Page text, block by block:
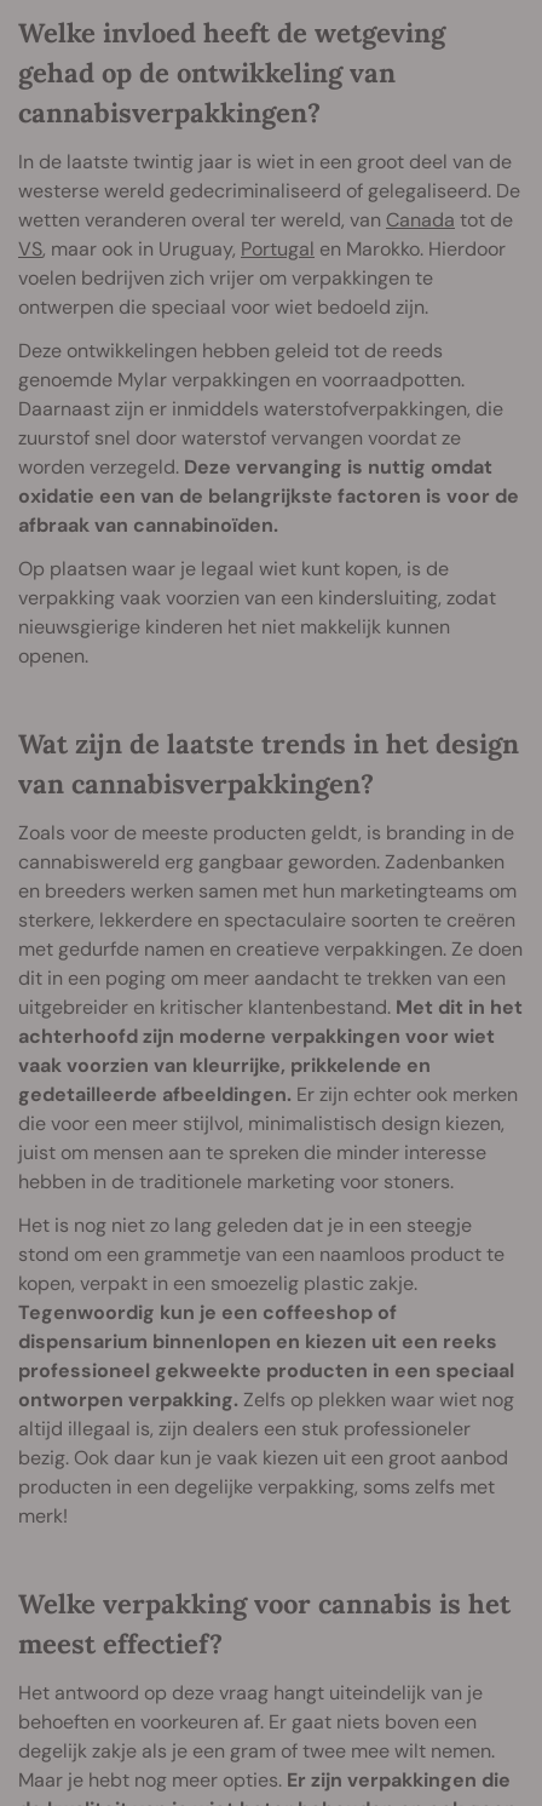
Welke invloed heeft de wetgeving
gehad op de ontwikkeling van
cannabisverpakkingen?
In de laatste twintig jaar is wiet in een groot deel van de
westerse wereld gedecriminaliseerd of gelegaliseerd. De
wetten veranderen overal ter wereld, van Canada tot de
VS, maar ook in Uruguay, Portugal en Marokko. Hierdoor
voelen bedrijven zich vrijer om verpakkingen te
ontwerpen die speciaal voor wiet bedoeld zijn.
Deze ontwikkelingen hebben geleid tot de reeds
genoemde Mylar verpakkingen en voorraadpotten.
Daarnaast zijn er inmiddels waterstofverpakkingen, die
zuurstof snel door waterstof vervangen voordat ze
worden verzegeld. Deze vervanging is nuttig omdat
oxidatie een van de belangrijkste factoren is voor de
afbraak van cannabinoïden.
Op plaatsen waar je legaal wiet kunt kopen, is de
verpakking vaak voorzien van een kindersluiting, zodat
nieuwsgierige kinderen het niet makkelijk kunnen
openen.
Wat zijn de laatste trends in het design
van cannabisverpakkingen?
Zoals voor de meeste producten geldt, is branding in de
cannabiswereld erg gangbaar geworden. Zadenbanken
en breeders werken samen met hun marketingteams om
sterkere, lekkerdere en spectaculaire soorten te creëren
met gedurfde namen en creatieve verpakkingen. Ze doen
dit in een poging om meer aandacht te trekken van een
uitgebreider en kritischer klantenbestand. Met dit in het
achterhoofd zijn moderne verpakkingen voor wiet
vaak voorzien van kleurrijke, prikkelende en
gedetailleerde afbeeldingen. Er zijn echter ook merken
die voor een meer stijlvol, minimalistisch design kiezen,
juist om mensen aan te spreken die minder interesse
hebben in de traditionele marketing voor stoners.
Het is nog niet zo lang geleden dat je in een steegje
stond om een grammetje van een naamloos product te
kopen, verpakt in een smoezelig plastic zakje.
Tegenwoordig kun je een coffeeshop of
dispensarium binnenlopen en kiezen uit een reeks
professioneel gekweekte producten in een speciaal
ontworpen verpakking. Zelfs op plekken waar wiet nog
altijd illegaal is, zijn dealers een stuk professioneler
bezig. Ook daar kun je vaak kiezen uit een groot aanbod
producten in een degelijke verpakking, soms zelfs met
merk!
Welke verpakking voor cannabis is het
meest effectief?
Het antwoord op deze vraag hangt uiteindelijk van je
behoeften en voorkeuren af. Er gaat niets boven een
degelijk zakje als je een gram of twee mee wilt nemen.
Maar je hebt nog meer opties. Er zijn verpakkingen die